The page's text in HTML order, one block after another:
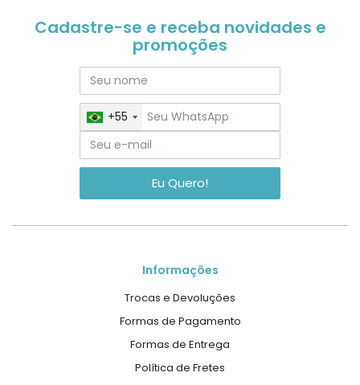
Cadastre-se e receba novidades e
promoções
+55
Eu Quero!
Informações
Trocas e Devoluções
Formas de Pagamento
Formas de Entrega
Política de Fretes